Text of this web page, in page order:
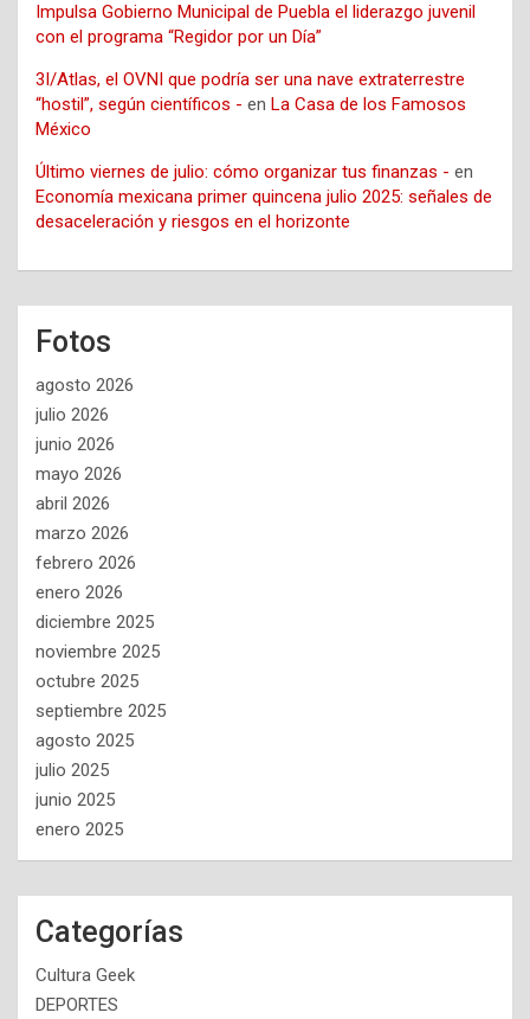
Impulsa Gobierno Municipal de Puebla el liderazgo juvenil
con el programa “Regidor por un Día”
3I/Atlas, el OVNI que podría ser una nave extraterrestre
“hostil”, según científicos - en La Casa de los Famosos
México
Último viernes de julio: cómo organizar tus finanzas - en
Economía mexicana primer quincena julio 2025: señales de
desaceleración y riesgos en el horizonte
Fotos
agosto 2026
julio 2026
junio 2026
mayo 2026
abril 2026
marzo 2026
febrero 2026
enero 2026
diciembre 2025
noviembre 2025
octubre 2025
septiembre 2025
agosto 2025
julio 2025
junio 2025
enero 2025
Categorías
Cultura Geek
DEPORTES